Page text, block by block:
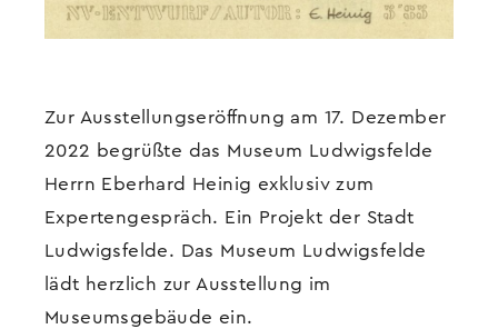
Zur Ausstellungseröffnung am 17. Dezember
2022 begrüßte das Museum Ludwigsfelde
Herrn Eberhard Heinig exklusiv zum
Expertengespräch. Ein Projekt der Stadt
Ludwigsfelde. Das Museum Ludwigsfelde
lädt herzlich zur Ausstellung im
Museumsgebäude ein.